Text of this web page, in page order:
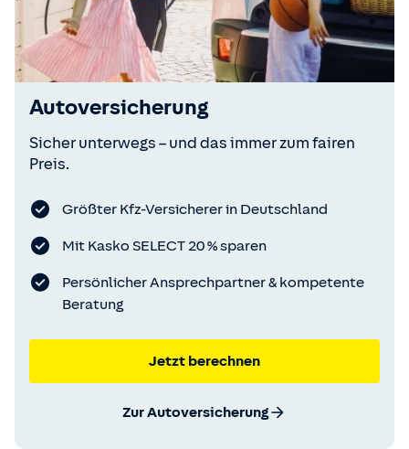
Autoversicherung
Sicher unterwegs – und das immer zum fairen
Preis.
Größter Kfz-Versicherer in Deutschland
Mit Kasko SELECT 20 % sparen
Persönlicher Ansprechpartner & kompetente
Beratung
Jetzt berechnen
Zur Autoversicherung